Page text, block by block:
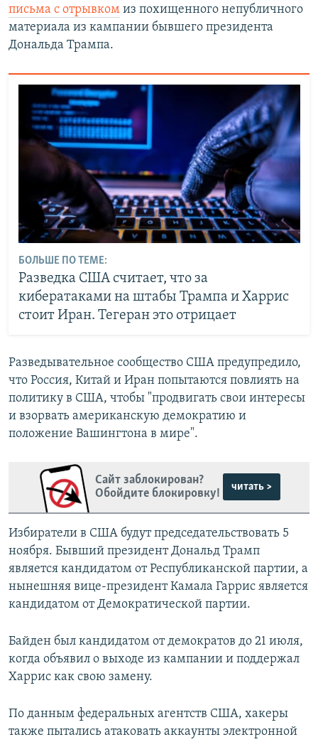
письма с отрывком из похищенного непубличного
материала из кампании бывшего президента
Дональда Трампа.
БОЛЬШЕ ПО ТЕМЕ:
Разведка США считает, что за
кибератаками на штабы Трампа и Харрис
стоит Иран. Тегеран это отрицает
Разведывательное сообщество США предупредило,
что Россия, Китай и Иран попытаются повлиять на
политику в США, чтобы "продвигать свои интересы
и взорвать американскую демократию и
положение Вашингтона в мире".
Сайт заблокирован?
Обойдите блокировку!
читать >
Избиратели в США будут председательствовать 5
ноября. Бывший президент Дональд Трамп
является кандидатом от Республиканской партии, а
нынешняя вице-президент Камала Гаррис является
кандидатом от Демократической партии.
Байден был кандидатом от демократов до 21 июля,
когда объявил о выходе из кампании и поддержал
Харрис как свою замену.
По данным федеральных агентств США, хакеры
также пытались атаковать аккаунты электронной